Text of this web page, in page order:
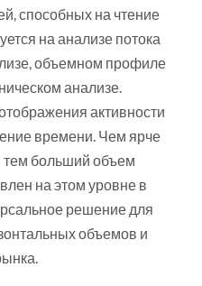
способных на чтение
на анализе потока
объемном профиле
анализе.
активности
времени. Чем ярче
тем больший объем
на этом уровне в
решение для
объемов и